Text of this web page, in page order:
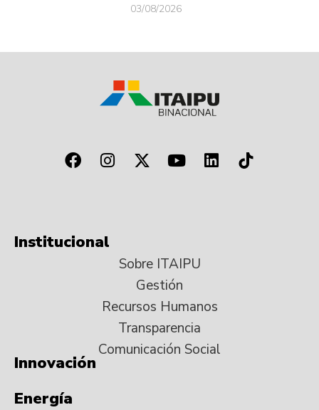
03/08/2026
Institucional
Sobre ITAIPU
Gestión
Recursos Humanos
Transparencia
Comunicación Social
Innovación
Energía